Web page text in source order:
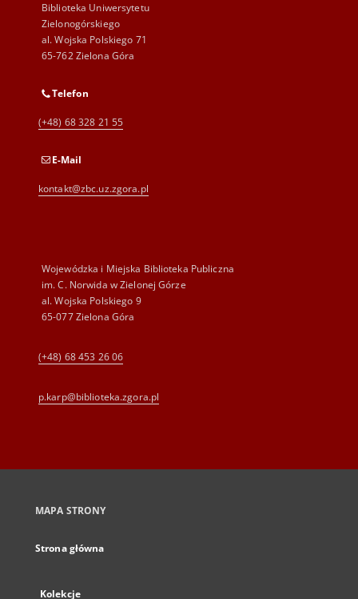
Biblioteka Uniwersytetu
Zielonogórskiego
al. Wojska Polskiego 71
65-762 Zielona Góra
Telefon
(+48) 68 328 21 55
E-Mail
kontakt@zbc.uz.zgora.pl
Wojewódzka i Miejska Biblioteka Publiczna
im. C. Norwida w Zielonej Górze
al. Wojska Polskiego 9
65-077 Zielona Góra
(+48) 68 453 26 06
p.karp@biblioteka.zgora.pl
MAPA STRONY
Strona główna
Kolekcje